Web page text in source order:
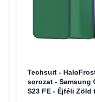
Techsuit -
sorozat - Samsung
S23 FE - Éjféli Zöld